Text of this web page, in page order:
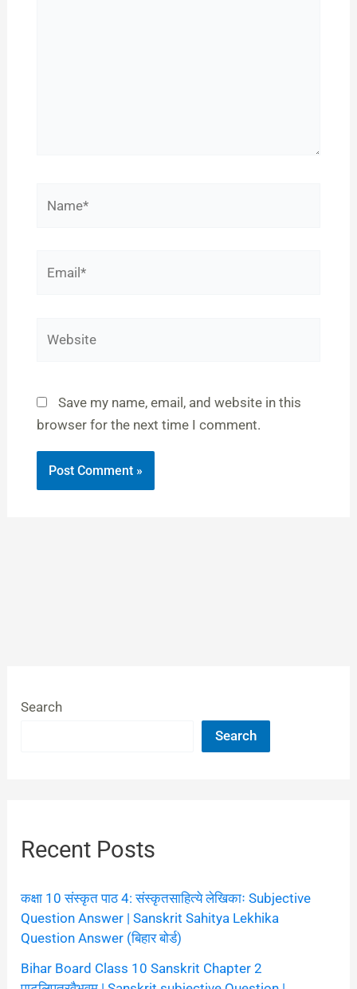
Save my name, email, and website in this
browser for the next time I comment.
Search
Search
Recent Posts
कक्षा 10 संस्कृत पाठ 4: संस्कृतसाहित्ये लेखिकाः Subjective
Question Answer | Sanskrit Sahitya Lekhika
Question Answer (बिहार बोर्ड)
Bihar Board Class 10 Sanskrit Chapter 2